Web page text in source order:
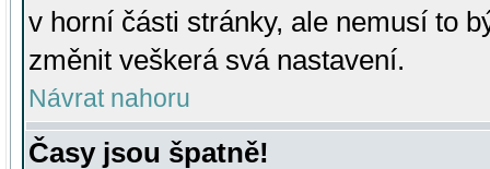
v horní části stránky, ale nemusí to
změnit veškerá svá nastavení.
Návrat nahoru
Časy jsou špatně!